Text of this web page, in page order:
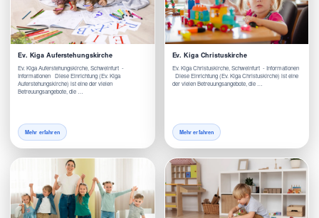
Ev. Kiga Auferstehungskirche
Ev. Kiga Auferstehungskirche, Schweinfurt -
Informationen Diese Einrichtung (Ev. Kiga
Auferstehungskirche) ist eine der vielen
Betreuungsangebote, die …
Mehr erfahren
Ev. Kiga Christuskirche
Ev. Kiga Christuskirche, Schweinfurt - Informationen
Diese Einrichtung (Ev. Kiga Christuskirche) ist eine
der vielen Betreuungsangebote, die …
Mehr erfahren